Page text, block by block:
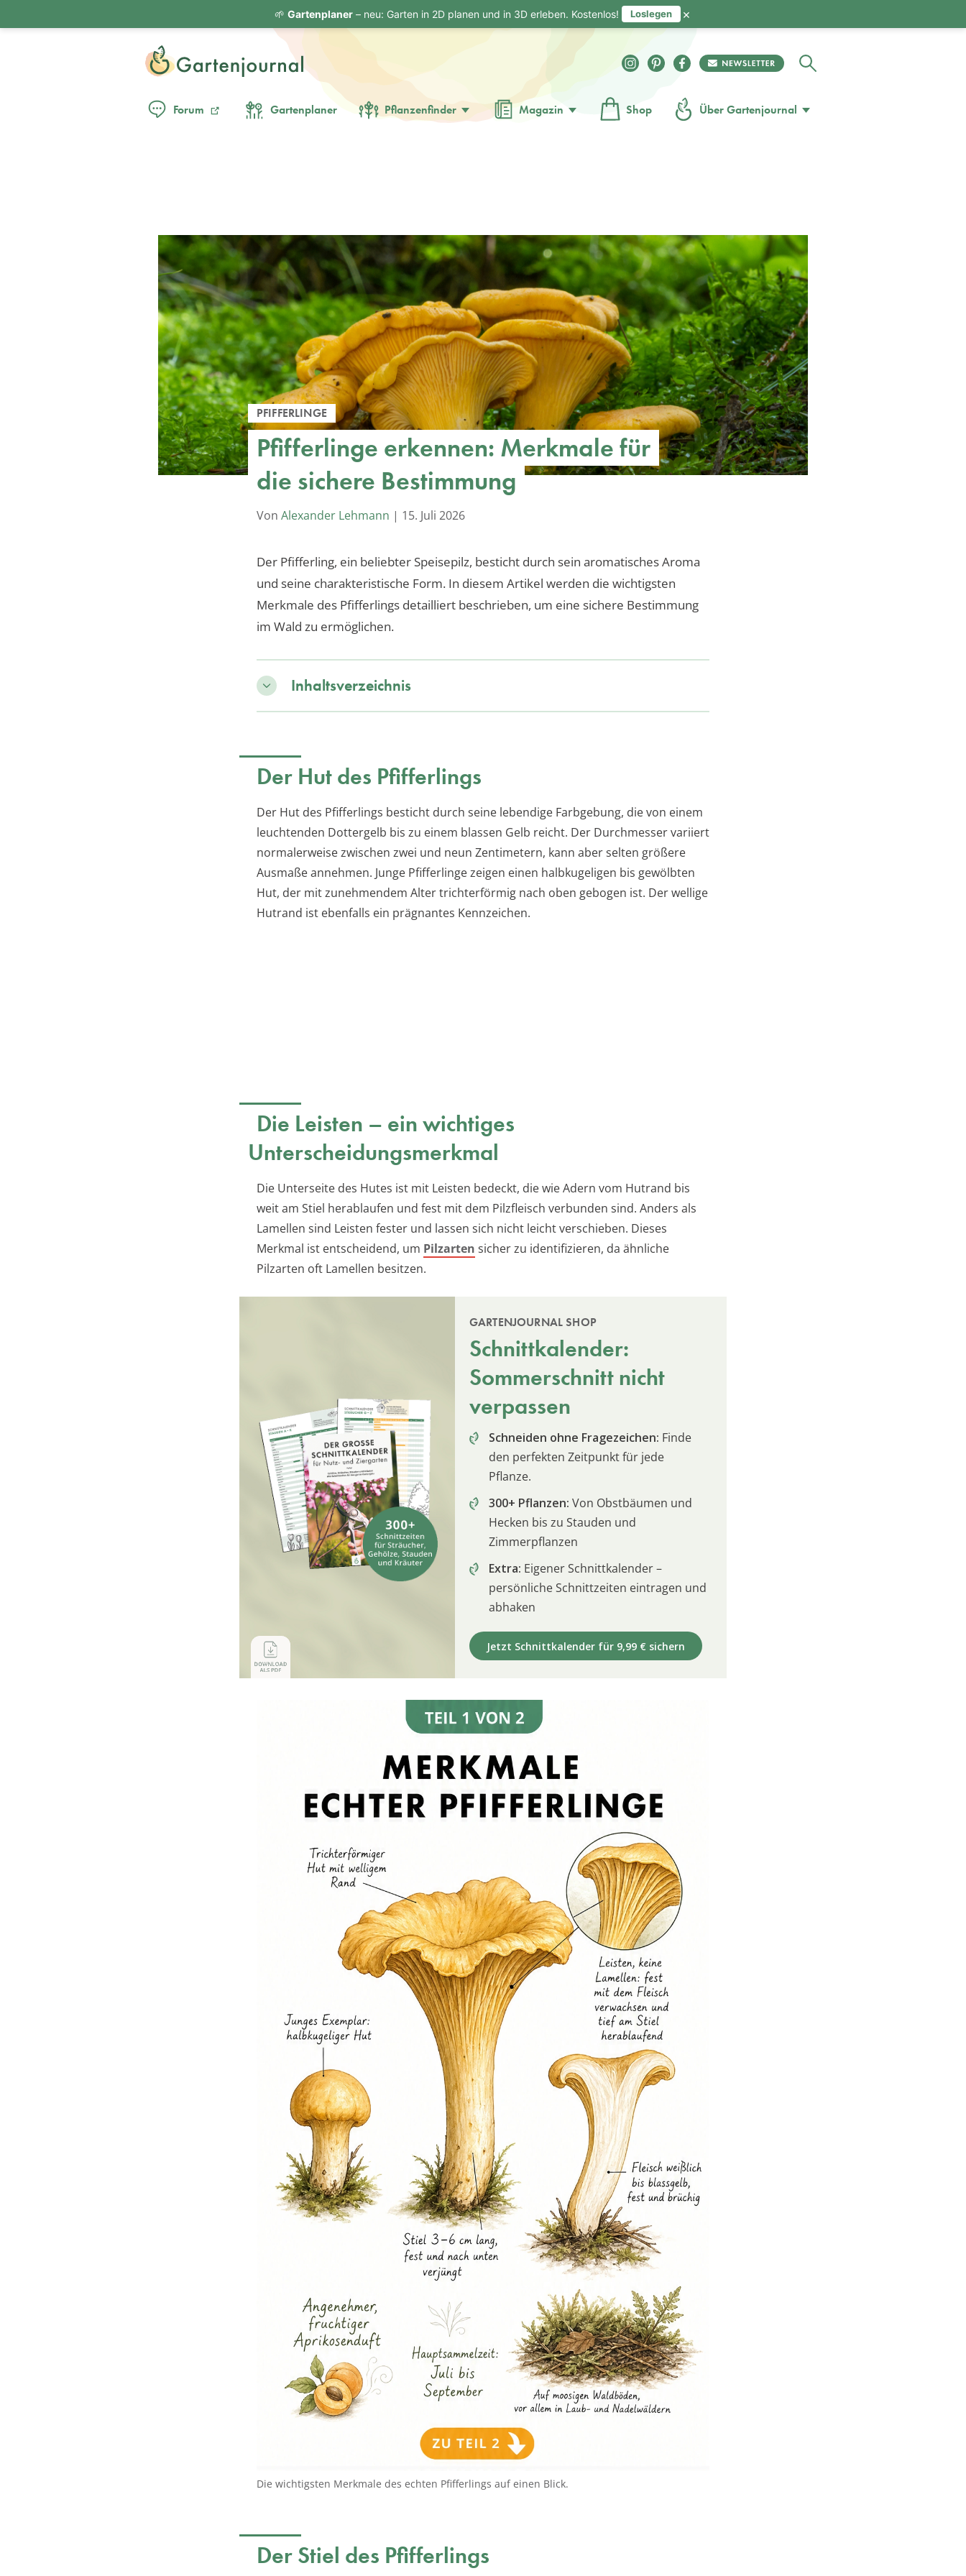
Forum Gartenplaner Pflanzenfinder Magazin Shop Über Gartenjournal
PFIFFERLINGE
Pfifferlinge erkennen: Merkmale für
die sichere Bestimmung
Von Alexander Lehmann | 15. Juli 2026
Der Pfifferling, ein beliebter Speisepilz, besticht durch sein aromatisches Aroma
und seine charakteristische Form. In diesem Artikel werden die wichtigsten
Merkmale des Pfifferlings detailliert beschrieben, um eine sichere Bestimmung
im Wald zu ermöglichen.
Inhaltsverzeichnis
Der Hut des Pfifferlings
Der Hut des Pfifferlings besticht durch seine lebendige Farbgebung, die von einem
leuchtenden Dottergelb bis zu einem blassen Gelb reicht. Der Durchmesser variiert
normalerweise zwischen zwei und neun Zentimetern, kann aber selten größere
Ausmaße annehmen. Junge Pfifferlinge zeigen einen halbkugeligen bis gewölbten
Hut, der mit zunehmendem Alter trichterförmig nach oben gebogen ist. Der wellige
Hutrand ist ebenfalls ein prägnantes Kennzeichen.
Die Leisten – ein wichtiges
Unterscheidungsmerkmal
Die Unterseite des Hutes ist mit Leisten bedeckt, die wie Adern vom Hutrand bis
weit am Stiel herablaufen und fest mit dem Pilzfleisch verbunden sind. Anders als
Lamellen sind Leisten fester und lassen sich nicht leicht verschieben. Dieses
Merkmal ist entscheidend, um Pilzarten sicher zu identifizieren, da ähnliche
Pilzarten oft Lamellen besitzen.
GARTENJOURNAL SHOP
Schnittkalender:
Sommerschnitt nicht
verpassen
Schneiden ohne Fragezeichen: Finde
den perfekten Zeitpunkt für jede
Pflanze.
300+ Pflanzen: Von Obstbäumen und
Hecken bis zu Stauden und
Zimmerpflanzen
Extra: Eigener Schnittkalender –
persönliche Schnittzeiten eintragen und
abhaken
Jetzt Schnittkalender für 9,99 € sichern
Die wichtigsten Merkmale des echten Pfifferlings auf einen Blick.
Der Stiel des Pfifferlings
🌱 Gartenplaner– neu: Garten in 2D planen und in 3D erleben. Kostenlos! Loslegen ×